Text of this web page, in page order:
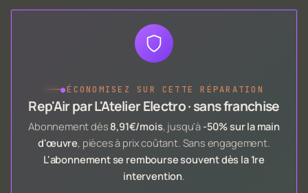
●ÉCONOMISEZ SUR CETTE RÉPARATION
Rep'Air par L'Atelier Electro · sans franchise
Abonnement dès 8,91€/mois, jusqu'à -50% sur la main
d'œuvre, pièces à prix coûtant. Sans engagement.
L'abonnement se rembourse souvent dès la 1re
intervention.